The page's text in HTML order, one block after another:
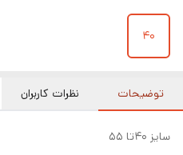
۴۰
توضیحات نظرات کاربران
سایز 40تا 55